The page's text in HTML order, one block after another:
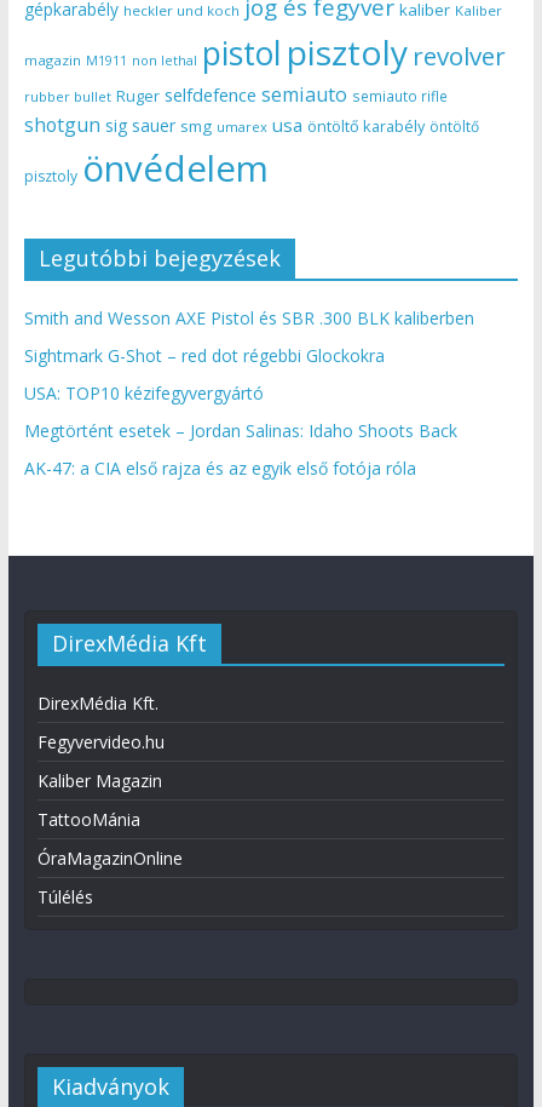
gépkarabély heckler und koch jog és fegyver kaliber Kaliber
magazin M1911 non lethal pistol pisztoly revolver
rubber bullet Ruger selfdefence semiauto semiauto rifle
shotgun sig sauer smg umarex usa öntöltő karabély öntöltő
pisztoly önvédelem
Legutóbbi bejegyzések
Smith and Wesson AXE Pistol és SBR .300 BLK kaliberben
Sightmark G-Shot – red dot régebbi Glockokra
USA: TOP10 kézifegyvergyártó
Megtörtént esetek – Jordan Salinas: Idaho Shoots Back
AK-47: a CIA első rajza és az egyik első fotója róla
DirexMédia Kft
DirexMédia Kft.
Fegyvervideo.hu
Kaliber Magazin
TattooMánia
ÓraMagazinOnline
Túlélés
Kiadványok